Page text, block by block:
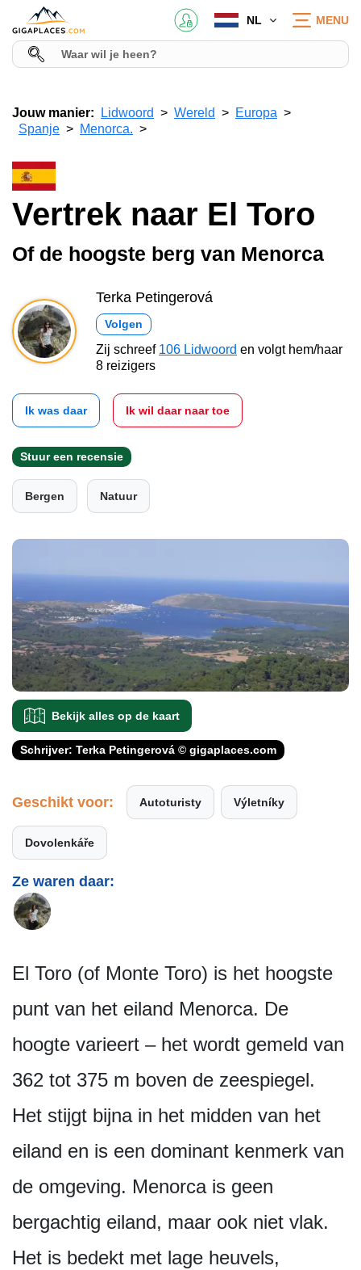
NL MENU
Jouw manier: Lidwoord Wereld
Europa
Spanje
Menorca.
Vertrek naar El Toro
Of de hoogste berg van Menorca
Terka Petingerová
Volgen
Zij schreef 106 Lidwoord en volgt hem/haar
8 reizigers
Ik was daar Ik wil daar naar toe
Stuur een recensie
Bergen Natuur
Bekijk alles op de kaart
Schrijver: Terka Petingerová © gigaplaces.com
Geschikt voor: Autoturisty Výletníky
Dovolenkáře
Ze waren daar:
El Toro (of Monte Toro) is het hoogste
punt van het eiland Menorca. De
hoogte varieert – het wordt gemeld van
362 tot 375 m boven de zeespiegel.
Het stijgt bijna in het midden van het
eiland en is een dominant kenmerk van
de omgeving. Menorca is geen
bergachtig eiland, maar ook niet vlak.
Het is bedekt met lage heuvels,